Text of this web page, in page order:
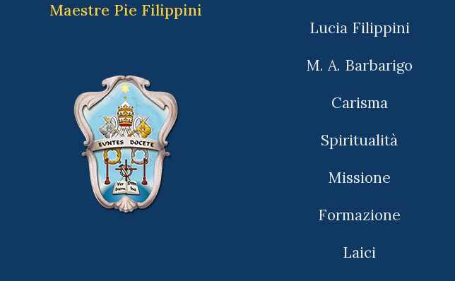
Maestre Pie Filippini
Lucia Filippini
M. A. Barbarigo
Carisma
Spiritualità
Missione
Formazione
Laici